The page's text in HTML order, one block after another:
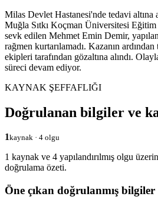
Milas Devlet Hastanesi'nde tedavi altına
Muğla Sıtkı Koçman Üniversitesi Eğitim
sevk edilen Mehmet Emin Demir,
rağmen kurtarılamadı. Kazanın
ekipleri tarafından gözaltına alındı.
süreci devam ediyor.
KAYNAK ŞEFFAFLIĞI
Doğrulanan bilgiler ve
1kaynak · 4 olgu
1 kaynak ve 4 yapılandırılmış olgu
doğrulama özeti.
Öne çıkan doğrulanmış bilgiler